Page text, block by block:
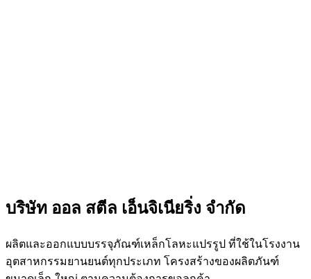
บริษัท ออล สตีล เอ็นจิเนียริ่ง จำกัด
ผลิตและออกแบบบรรจุภัณฑ์เหล็กโลหะแปรรูป ที่ใช้ในโรงงาน
อุตสาหกรรมยานยนต์ทุกประเภท โครงสร้างของผลิตภันฑ์